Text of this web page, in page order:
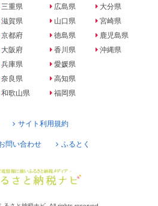
三重県
滋賀県
京都府
大阪府
兵庫県
奈良県
和歌山県
広島県
山口県
徳島県
香川県
愛媛県
高知県
福岡県
大分県
宮崎県
鹿児島県
沖縄県
サイト利用規約
問い合わせ ふるとく